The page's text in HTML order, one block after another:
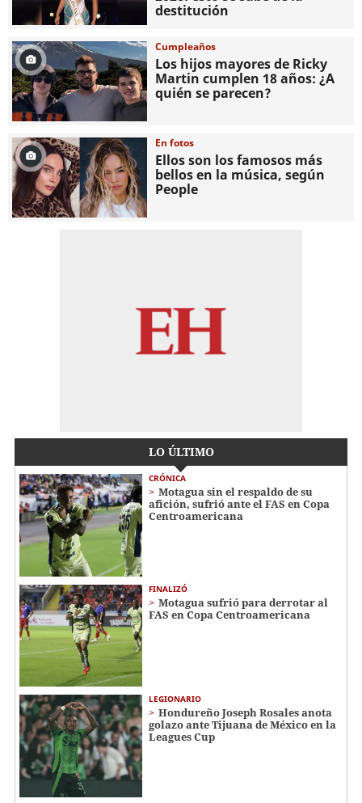
destitución
Cumpleaños
Los hijos mayores de Ricky
Martin cumplen 18 años: ¿A
quién se parecen?
En fotos
Ellos son los famosos más
bellos en la música, según
People
LO ÚLTIMO
CRÓNICA
Motagua sin el respaldo de su
afición, sufrió ante el FAS en Copa
Centroamericana
FINALIZÓ
Motagua sufrió para derrotar al
FAS en Copa Centroamericana
LEGIONARIO
Hondureño Joseph Rosales anota
golazo ante Tijuana de México en la
Leagues Cup